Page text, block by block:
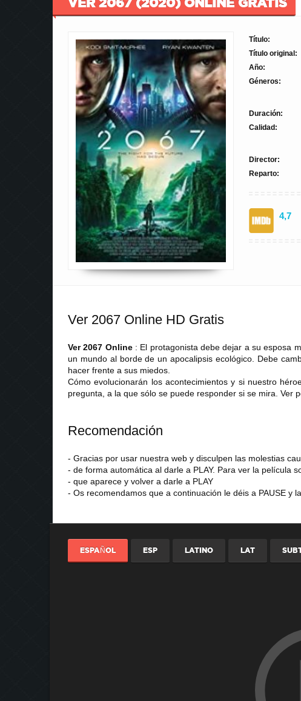
Título:
Título original:
Año:
Géneros:
Duración:
Calidad:
Director:
Reparto:
4,7
Ver 2067 Online HD Gratis
Ver 2067 Online : El protagonista debe dejar a su esposa
un mundo al borde de un apocalipsis ecológico. Debe
hacer frente a sus miedos.
Cómo evolucionarán los acontecimientos y si nuestro
pregunta, a la que sólo se puede responder si se mira. Ver
Recomendación
- Gracias por usar nuestra web y disculpen las molestias
- de forma automática al darle a PLAY. Para ver la película
- que aparece y volver a darle a PLAY
- Os recomendamos que a continuación le déis a PAUSE y
ESPAÑOL ESP LATINO LAT